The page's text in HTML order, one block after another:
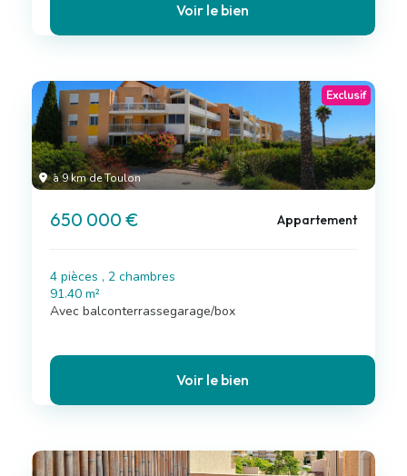
Voir le bien
à 9 km de Toulon
Exclusif
650 000 € Appartement
4 pièces , 2 chambres
91.40 m²
Avec balconterrassegarage/box
Voir le bien